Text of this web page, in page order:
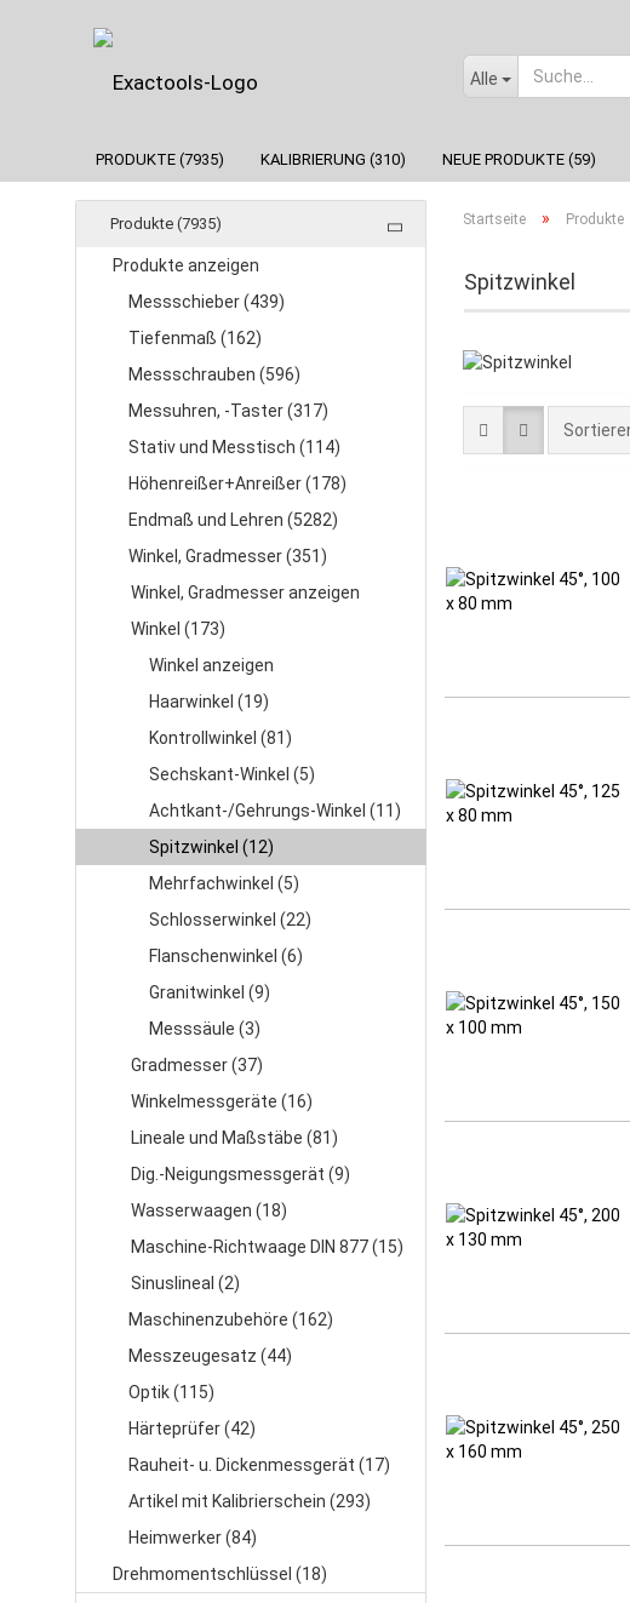
Alle
PRODUKTE (7935) KALIBRIERUNG (310) NEUE PRODUKTE (59)
Startseite » Produkte
Spitzwinkel
Produkte (7935)
Produkte anzeigen
Messschieber (439)
Tiefenmaß (162)
Messschrauben (596)
Messuhren, -Taster (317)
Stativ und Messtisch (114)
Höhenreißer+Anreißer (178)
Endmaß und Lehren (5282)
Winkel, Gradmesser (351)
Winkel, Gradmesser anzeigen
Winkel (173)
Winkel anzeigen
Haarwinkel (19)
Kontrollwinkel (81)
Sechskant-Winkel (5)
Achtkant-/Gehrungs-Winkel (11)
Spitzwinkel (12)
Mehrfachwinkel (5)
Schlosserwinkel (22)
Flanschenwinkel (6)
Granitwinkel (9)
Messsäule (3)
Gradmesser (37)
Winkelmessgeräte (16)
Lineale und Maßstäbe (81)
Dig.-Neigungsmessgerät (9)
Wasserwaagen (18)
Maschine-Richtwaage DIN 877 (15)
Sinuslineal (2)
Maschinenzubehöre (162)
Messzeugesatz (44)
Optik (115)
Härteprüfer (42)
Rauheit- u. Dickenmessgerät (17)
Artikel mit Kalibrierschein (293)
Heimwerker (84)
Drehmomentschlüssel (18)